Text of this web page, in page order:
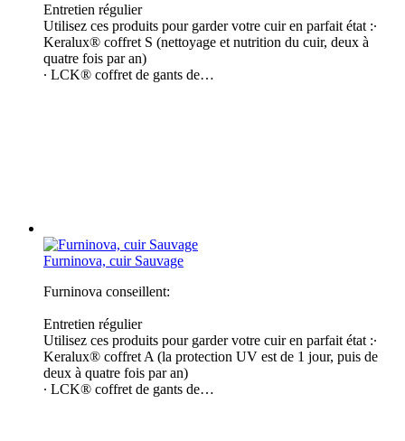
Entretien régulier
Utilisez ces produits pour garder votre cuir en parfait état :∙
Keralux® coffret S (nettoyage et nutrition du cuir, deux à
quatre fois par an​)
∙ LCK® coffret de gants de…
Furninova, cuir Sauvage
Furninova conseillent:
Entretien régulier
Utilisez ces produits pour garder votre cuir en parfait état :∙
Keralux® coffret A (la protection UV est de 1 jour, puis de
deux à quatre fois par an)
∙ LCK® coffret de gants de…